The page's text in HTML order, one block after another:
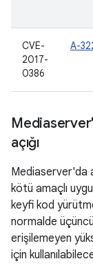
CVE-
2017-
0386
A-
açığı
Mediaserver'da
kötü amaçlı
keyfi kod
normalde
erişilemeyen
için